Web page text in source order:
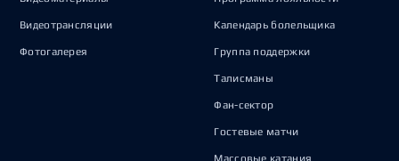
Видеотрансляции
Фотогалерея
Календарь болельщика
Группа поддержки
Талисманы
Фан-сектор
Гостевые матчи
Массовые катания